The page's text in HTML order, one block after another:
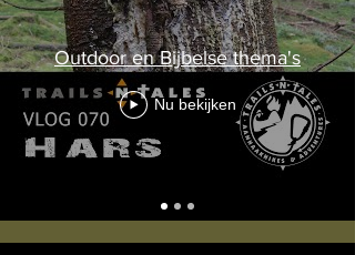
Outdoor en Bijbelse thema's
Nu bekijken